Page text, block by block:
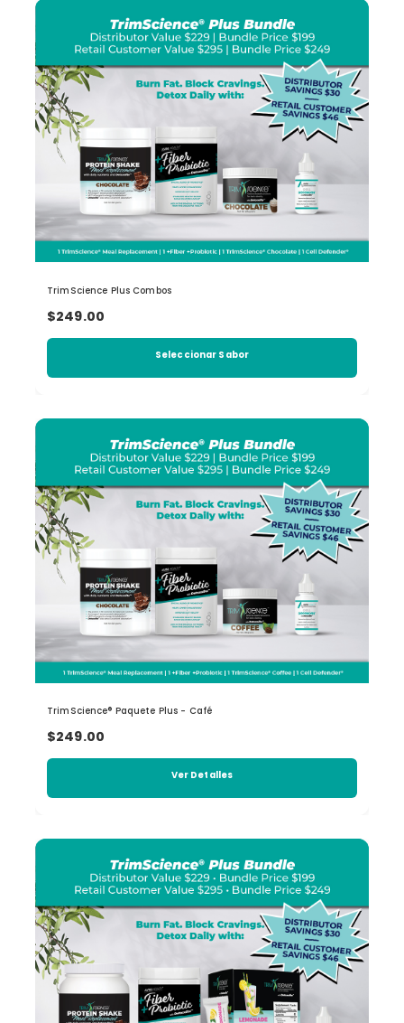
TrimScience Plus Combos
$249.00
Seleccionar Sabor
TrimScience® Paquete Plus - Café
$249.00
Ver Detalles